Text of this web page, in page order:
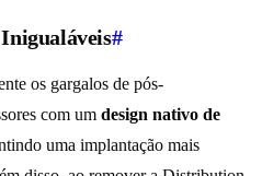
#
os gargalos de pós-
com um design nativo de
uma implantação mais